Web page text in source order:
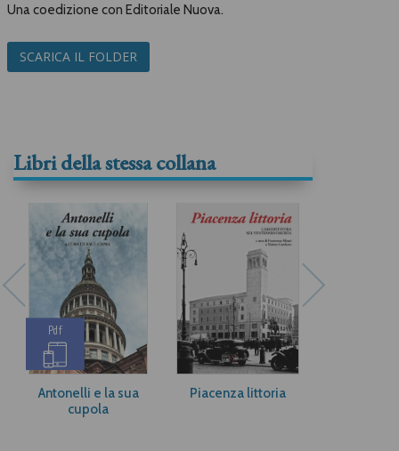
Una coedizione con Editoriale Nuova.
SCARICA IL FOLDER
Libri della stessa collana
Pdf
Antonelli e la sua
cupola
Piacenza littoria